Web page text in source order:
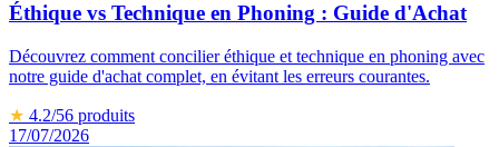
Éthique vs Technique en Phoning : Guide d'Achat
Découvrez comment concilier éthique et technique en phoning avec
notre guide d'achat complet, en évitant les erreurs courantes.
★ 4.2/56 produits
17/07/2026